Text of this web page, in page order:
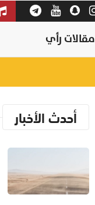
مقالات رأي
أحدث الأخبار